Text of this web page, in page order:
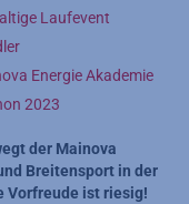
Laufevent
Energie Akademie
2023
der Mainova
Breitensport in der
Vorfreude ist riesig!